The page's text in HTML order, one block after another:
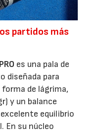
partidos más
es una pala de
diseñada para
de lágrima,
y un balance
equilibrio
En su núcleo